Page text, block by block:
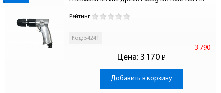
Рейтинг:
Код: 54241
Цена:
3 790
3 170 Р
-
Добавить в корзину